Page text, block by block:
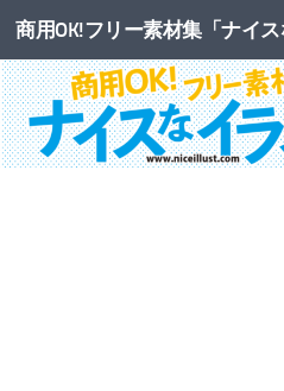
コンテンツへスキップ
商用OK!フリー素材集「ナイス